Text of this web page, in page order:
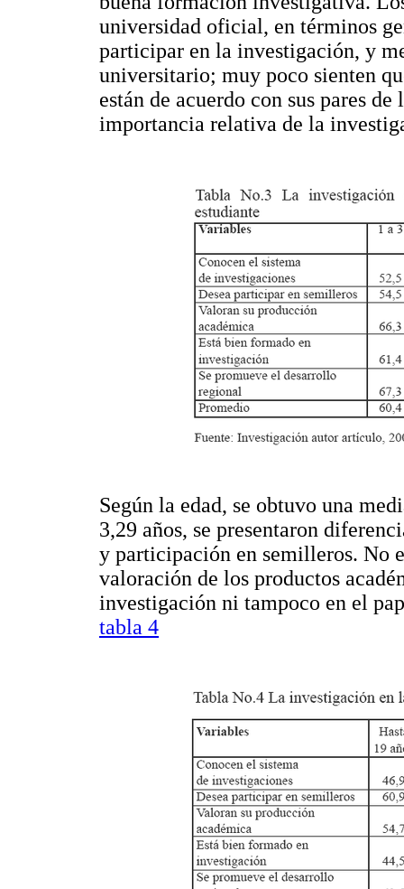
universidad oficial, en términos
participar en la investigación, y
universitario; muy poco sienten
están de acuerdo con sus pares
importancia relativa de la
Según la edad, se obtuvo una
3,29 años, se presentaron
y participación en semilleros. No
valoración de los productos
investigación ni tampoco en el
tabla 4